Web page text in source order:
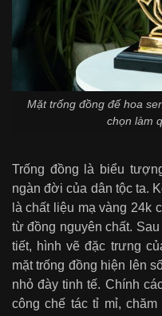
Mặt trống đồng đế hoa
chọn làm
Trống đồng là biểu
ngàn đời của dân tộc ta.
là chất liệu mạ vàng 24k
từ đồng nguyên chất.
tiết, hình vẽ đặc trưng
mặt trống đồng hiện lên
nhỏ đày tinh tế. Chính
công chế tác tỉ mỉ,